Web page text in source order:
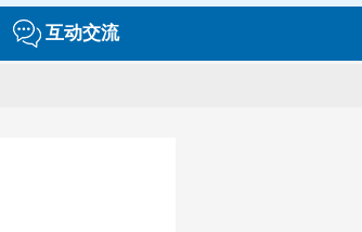
互动交流